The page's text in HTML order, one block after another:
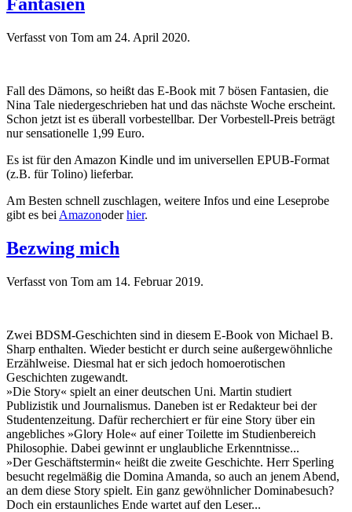
Verfasst von Tom am 24. April 2020.
Fall des Dämons, so heißt das E-Book mit 7 bösen Fantasien, die
Nina Tale niedergeschrieben hat und das nächste Woche erscheint.
Schon jetzt ist es überall vorbestellbar. Der Vorbestell-Preis beträgt
nur sensationelle 1,99 Euro.
Es ist für den Amazon Kindle und im universellen EPUB-Format
(z.B. für Tolino) lieferbar.
Am Besten schnell zuschlagen, weitere Infos und eine Leseprobe
gibt es bei Amazonoderhier.
Bezwing mich
Verfasst von Tom am 14. Februar 2019.
Zwei BDSM-Geschichten sind in diesem E-Book von Michael B.
Sharp enthalten. Wieder besticht er durch seine außergewöhnliche
Erzählweise. Diesmal hat er sich jedoch homoerotischen
Geschichten zugewandt.
»Die Story« spielt an einer deutschen Uni. Martin studiert
Publizistik und Journalismus. Daneben ist er Redakteur bei der
Studentenzeitung. Dafür recherchiert er für eine Story über ein
angebliches »Glory Hole« auf einer Toilette im Studienbereich
Philosophie. Dabei gewinnt er unglaubliche Erkenntnisse...
»Der Geschäftstermin« heißt die zweite Geschichte. Herr Sperling
besucht regelmäßig die Domina Amanda, so auch an jenem Abend,
an dem diese Story spielt. Ein ganz gewöhnlicher Dominabesuch?
Doch ein erstaunliches Ende wartet auf den Leser...